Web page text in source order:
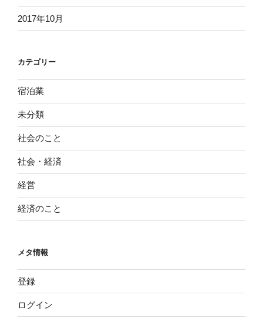
2017年10月
カテゴリー
宿泊業
未分類
社会のこと
社会・経済
経営
経済のこと
メタ情報
登録
ログイン